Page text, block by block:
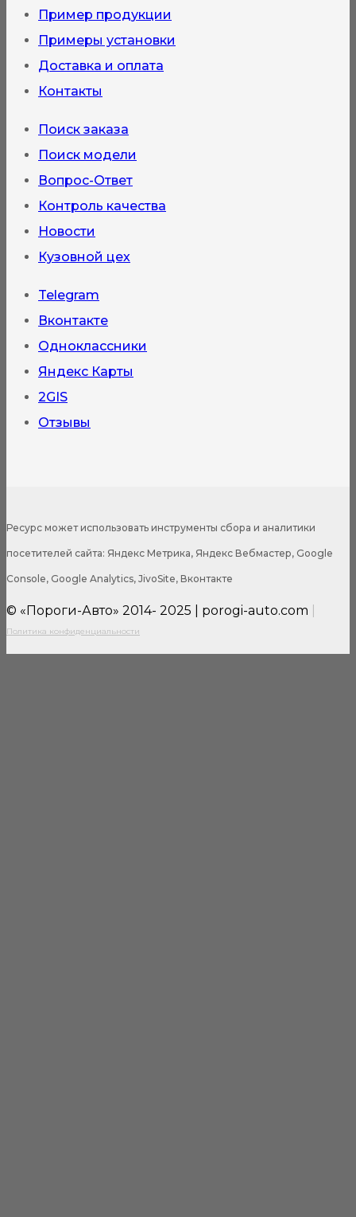
Пример продукции
Примеры установки
Доставка и оплата
Контакты
Поиск заказа
Поиск модели
Вопрос-Ответ
Контроль качества
Новости
Кузовной цех
Telegram
Вконтакте
Одноклассники
Яндекс Карты
2GIS
Отзывы
Ресурс может использовать инструменты сбора и аналитики
посетителей сайта: Яндекс Метрика, Яндекс Вебмастер, Google
Console, Google Analytics, JivoSite, Вконтакте
© «Пороги-Авто» 2014- 2025 | porogi-auto.com
Политика конфиденциальности